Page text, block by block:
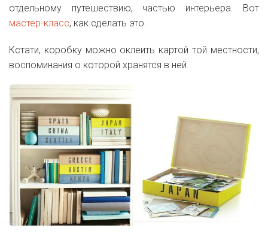
отдельному путешествию, частью интерьера. Вот
мастер-класс, как сделать это.
Кстати, коробку можно оклеить картой той местности,
воспоминания о которой хранятся в ней.